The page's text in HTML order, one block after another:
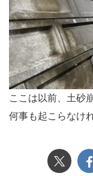
ここは以前、土砂
何事も起こらなけ